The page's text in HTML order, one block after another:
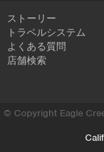
ストーリー
トラベルシステム
よくある質問
店舗検索
© Copyright Eagle